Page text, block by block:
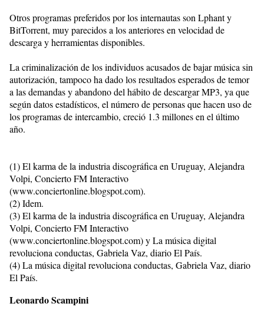
Otros programas preferidos por los internautas son Lphant y
BitTorrent, muy parecidos a los anteriores en velocidad de
descarga y herramientas disponibles.
La criminalización de los individuos acusados de bajar música sin
autorización, tampoco ha dado los resultados esperados de temor
a las demandas y abandono del hábito de descargar MP3, ya que
según datos estadísticos, el número de personas que hacen uso de
los programas de intercambio, creció 1.3 millones en el último
año.
(1) El karma de la industria discográfica en Uruguay, Alejandra
Volpi, Concierto FM Interactivo
(www.conciertonline.blogspot.com).
(2) Idem.
(3) El karma de la industria discográfica en Uruguay, Alejandra
Volpi, Concierto FM Interactivo
(www.conciertonline.blogspot.com) y La música digital
revoluciona conductas, Gabriela Vaz, diario El País.
(4) La música digital revoluciona conductas, Gabriela Vaz, diario
El País.
Leonardo Scampini